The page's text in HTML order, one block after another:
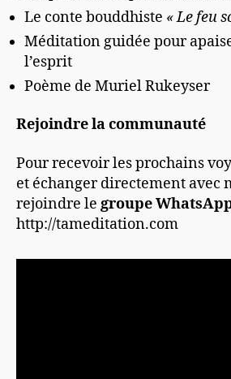
Le conte bouddhiste « Le feu
Méditation guidée pour
l’esprit
Poème de Muriel Rukeyser
Rejoindre la communauté
Pour recevoir les prochains
et échanger directement avec
rejoindre le groupe
http://tameditation.com